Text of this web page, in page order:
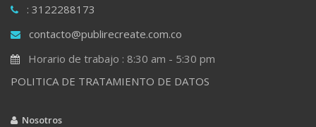
: 3122288173
contacto@publirecreate.com.co
Horario de trabajo : 8:30 am - 5:30 pm
POLITICA DE TRATAMIENTO DE DATOS
Nosotros